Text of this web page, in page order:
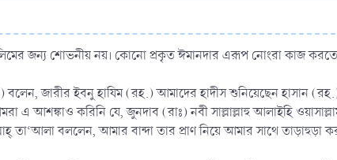
জন্য শোভনীয় নয়। কোনো প্রকৃত ঈমানদার এরূপ নোংরা কাজ করতে
বলেন, জারীর ইবনু হাযিম (রহ.) আমাদের হাদীস শুনিয়েছেন হাসান
এ আশঙ্কাও করিনি যে, জুনদাব (রাঃ) নবী সাল্লাল্লাহু আলাইহি
তা‘আলা বললেন, আমার বান্দা তার প্রাণ নিয়ে আমার সাথে তাড়াহুড়া